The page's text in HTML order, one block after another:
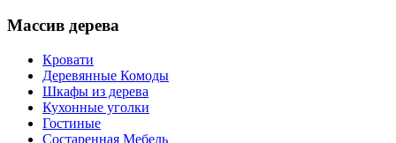
Массив дерева
Кровати
Деревянные Комоды
Шкафы из дерева
Кухонные уголки
Гостиные
Состаренная Мебель